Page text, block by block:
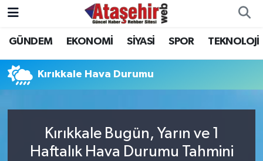
GÜNDEM EKONOMİ SİYASİ SPOR TEKNOLOJİ
Kırıkkale Hava Durumu
Kırıkkale Bugün, Yarın ve 1
Haftalık Hava Durumu Tahmini
Hava Durumu
Trafik Durumu
Tüm Manşetler